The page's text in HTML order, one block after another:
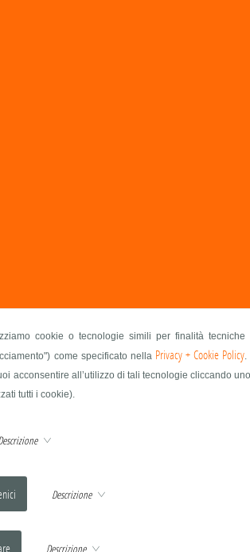
cookie o tecnologie simili per finalità
come specificato nella Privacy + Cookie Policy.
acconsentire all’utilizzo di tali tecnologie cliccando
tutti i cookie).
Descrizione
Descrizione